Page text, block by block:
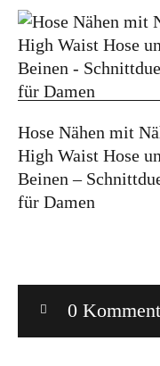
Wir sagen
Hose Nähen mit
High Waist Hose
Beinen –
für Damen
0